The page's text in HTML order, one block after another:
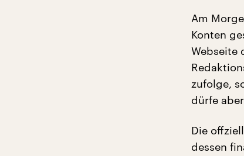
Am
Konten
Webseite
zufolge,
dürfe
Die
dessen